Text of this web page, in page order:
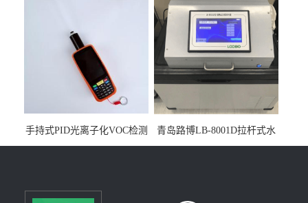
手持式PID光离子化VOC检测
仪（挥发性有机物设备）
青岛路博LB-8001D拉杆式水
质采样器